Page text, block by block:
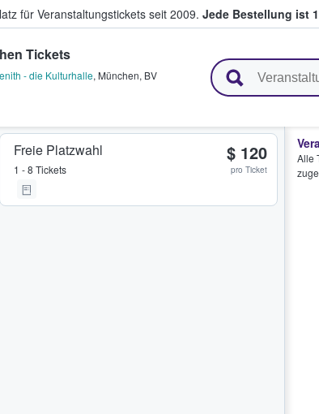
für Veranstaltungstickets seit 2009. Jede Bestellung ist
Tickets kaufen & verkaufen
Tickets
- die Kulturhalle, München, BV
Freie Platzwahl
1 - 8 Tickets
$ 120
pro Ticket
Alle